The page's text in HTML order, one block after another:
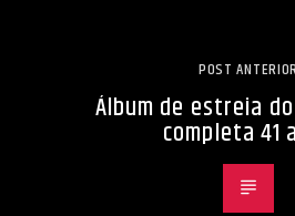
POST
Álbum de estreia
completa 41